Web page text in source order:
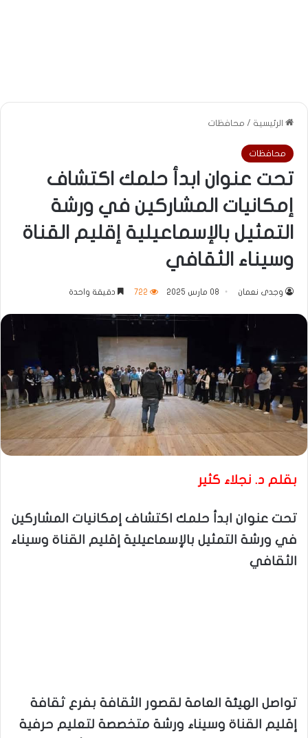
الرئيسية / محافظات
محافظات
تحت عنوان ابدأ حلمك اكتشاف
إمكانيات المشاركين في ورشة
التمثيل بالإسماعيلية إقليم القناة
وسيناء الثقافي
وجدى نعمان 08 مارس 2025 722 دقيقة واحدة
بقلم د. نجلاء كثير
تحت عنوان ابدأ حلمك اكتشاف إمكانيات المشاركين
في ورشة التمثيل بالإسماعيلية إقليم القناة وسيناء
الثقافي
تواصل الهيئة العامة لقصور الثقافة بفرع ثقافة
إقليم القناة وسيناء ورشة متخصصة لتعليم حرفية